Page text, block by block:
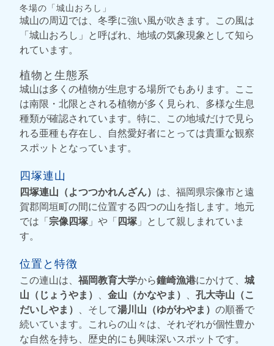
冬場の「城山おろし」
城山の周辺では、冬季に強い風が吹きます。この風は
「城山おろし」と呼ばれ、地域の気象現象として知ら
れています。
植物と生態系
城山は多くの植物が生息する場所でもあります。ここ
は南限・北限とされる植物が多く見られ、多様な生息
種類が確認されています。特に、この地域だけで見ら
れる亜種も存在し、自然愛好者にとっては貴重な観察
スポットとなっています。
四塚連山
四塚連山（よつつかれんざん） は、福岡県宗像市と遠
賀郡岡垣町の間に位置する四つの山を指します。地元
では「宗像四塚 」や「四塚 」として親しまれていま
す。
位置と特徴
この連山は、 福岡教育大学から鐘崎漁港にかけて、 城
山（じょうやま） 、 金山（かなやま） 、 孔大寺山（こ
だいしやま） 、そして湯川山（ゆがわやま） の順番で
続いています。これらの山々は、それぞれが個性豊か
な自然を持ち、歴史的にも興味深いスポットです。